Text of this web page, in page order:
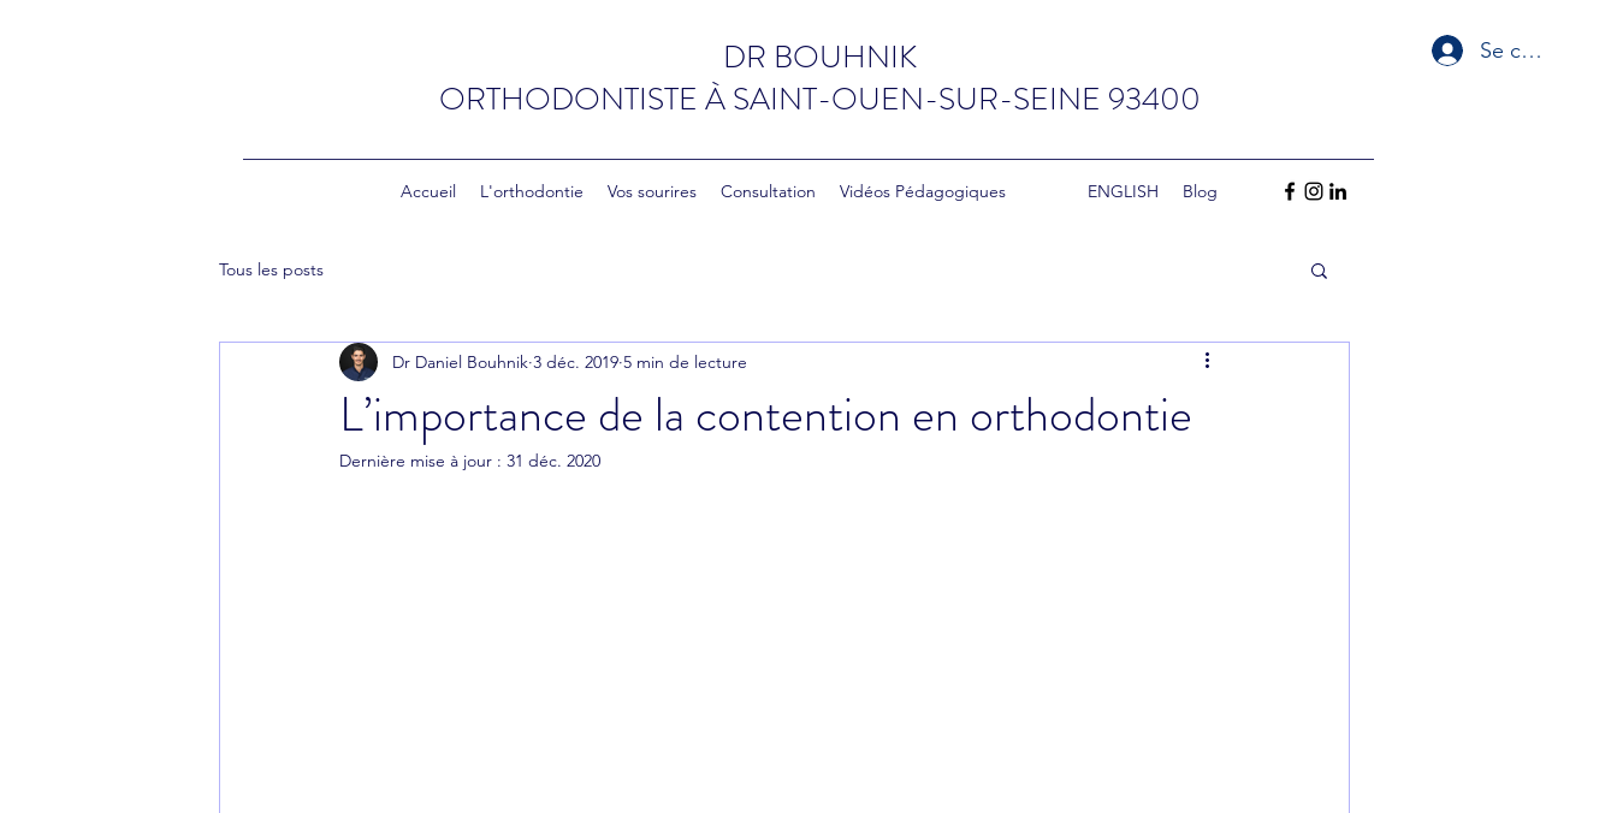
DR BOUHNIK
ORTHODONTISTE ÀSAINT-OUEN-SUR-SEINE 93400
Se connecter
Accueil L'orthodontie Vos sourires Consultation Vidéos Pédagogiques ‏‏‎ ‎‏‏‎ ‎‏‏‎ ‎‏‏‎ ‎‏‏‎ ‎‏‏‎ ‎‏‏‎ ‏‏‎ ‎‏‏‎ ‎‏‏‎ ‎‏‏‎ ‎‎‏‏‎ ‎ENGLISH Blog
Tous les posts
L’importance de la contention en orthodontie
Dr Daniel Bouhnik 3 déc. 2019 5 min de lecture
Dernière mise à jour : 31 déc. 2020